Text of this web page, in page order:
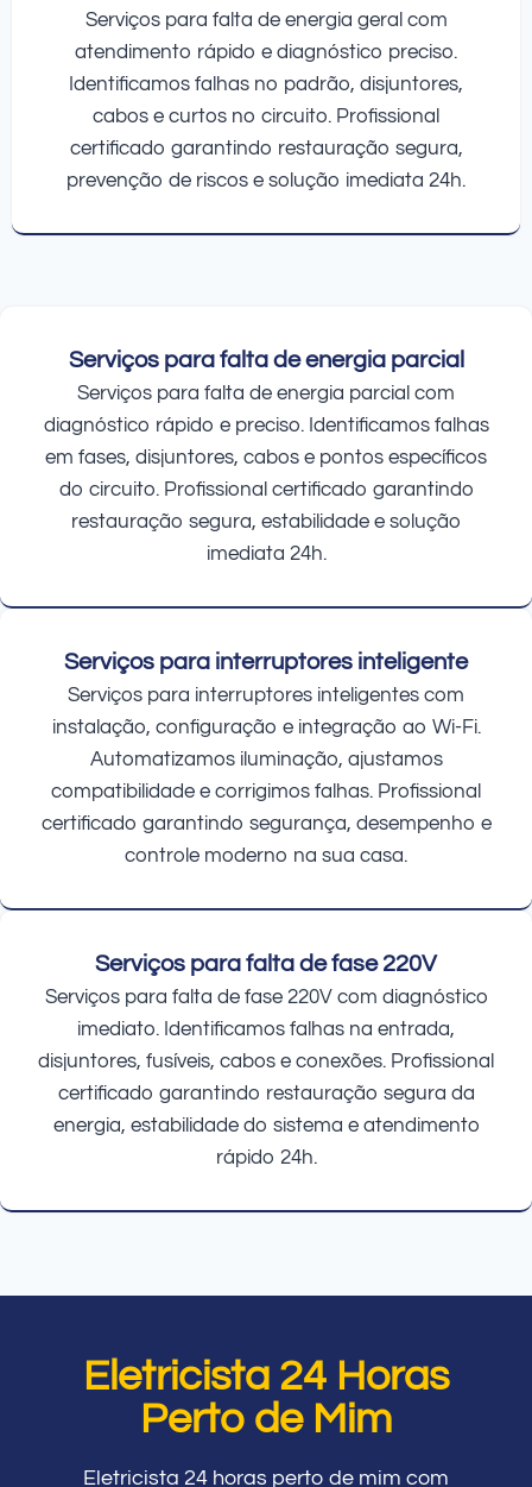
Serviços para falta de energia geral com
atendimento rápido e diagnóstico preciso.
Identificamos falhas no padrão, disjuntores,
cabos e curtos no circuito. Profissional
certificado garantindo restauração segura,
prevenção de riscos e solução imediata 24h.
Serviços para falta de energia parcial
Serviços para falta de energia parcial com
diagnóstico rápido e preciso. Identificamos falhas
em fases, disjuntores, cabos e pontos específicos
do circuito. Profissional certificado garantindo
restauração segura, estabilidade e solução
imediata 24h.
Serviços para interruptores inteligente
Serviços para interruptores inteligentes com
instalação, configuração e integração ao Wi-Fi.
Automatizamos iluminação, ajustamos
compatibilidade e corrigimos falhas. Profissional
certificado garantindo segurança, desempenho e
controle moderno na sua casa.
Serviços para falta de fase 220V
Serviços para falta de fase 220V com diagnóstico
imediato. Identificamos falhas na entrada,
disjuntores, fusíveis, cabos e conexões. Profissional
certificado garantindo restauração segura da
energia, estabilidade do sistema e atendimento
rápido 24h.
Eletricista 24 Horas
Perto de Mim
Eletricista 24 horas perto de mim com